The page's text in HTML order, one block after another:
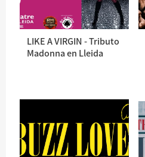
LIKE A VIRGIN - Tributo
Madonna en Lleida